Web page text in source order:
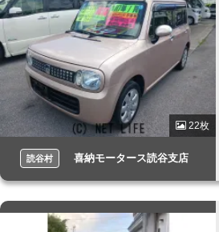
22枚
読谷村 喜納モータース読谷支店